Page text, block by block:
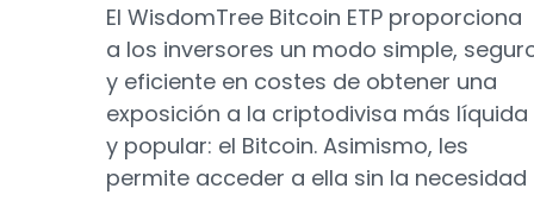
El WisdomTree Bitcoin ETP proporciona
a los inversores un modo simple,
y eficiente en costes de obtener una
exposición a la criptodivisa más líquida
y popular: el Bitcoin. Asimismo, les
permite acceder a ella sin la necesidad